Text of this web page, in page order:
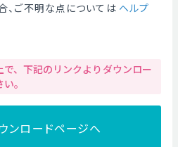
、ご不明な点については ヘルプ
、下記のリンクよりダウンロー
。
ンロードページへ